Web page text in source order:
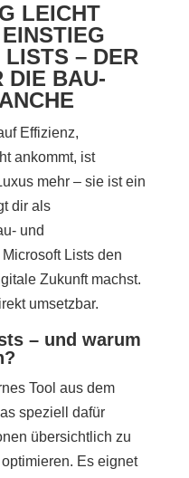
LEICHT
– DER
DIE BAU-
Effizienz,
ankommt, ist
mehr – sie ist ein
dir als
und
Lists den
Zukunft machst.
umsetzbar.
– und warum
Tool aus dem
speziell dafür
übersichtlich zu
Es eignet